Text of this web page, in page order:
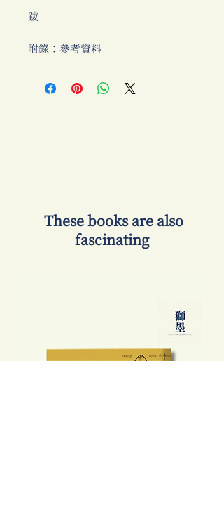
跋
附錄：參考資料
​ These books are also
fascinating